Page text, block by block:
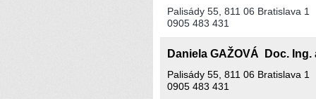
Palisády 55, 811 06 Bratislava 1
0905 483 431
Daniela GAŽOVÁ Doc.
Palisády 55, 811 06 Bratislava 1
0905 483 431